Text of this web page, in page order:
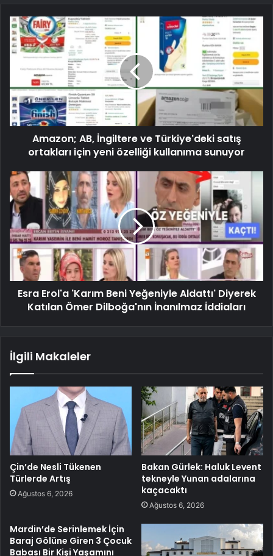
Amazon; AB, İngiltere ve Türkiye'deki satış
ortakları için yeni özelliği kullanıma sunuyor
Esra Erol'a 'Karım Beni Yeğeniyle Aldattı' Diyerek
Katılan Ömer Dilboğa'nın İnanılmaz İddiaları
İlgili Makaleler
Çin’de Nesli Tükenen
Türlerde Artış
Ağustos 6, 2026
Bakan Gürlek: Haluk Levent
tekneyle Yunan adalarına
kaçacaktı
Ağustos 6, 2026
Mardin’de Serinlemek İçin
Baraj Gölüne Giren 3 Çocuk
Babası Bir Kişi Yaşamını